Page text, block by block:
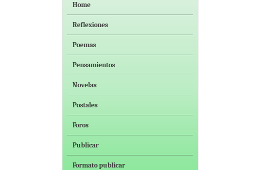
Home
Reflexiones
Poemas
Pensamientos
Novelas
Postales
Foros
Publicar
Formato publicar